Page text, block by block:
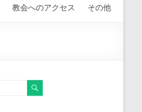
教会へのアクセス その他